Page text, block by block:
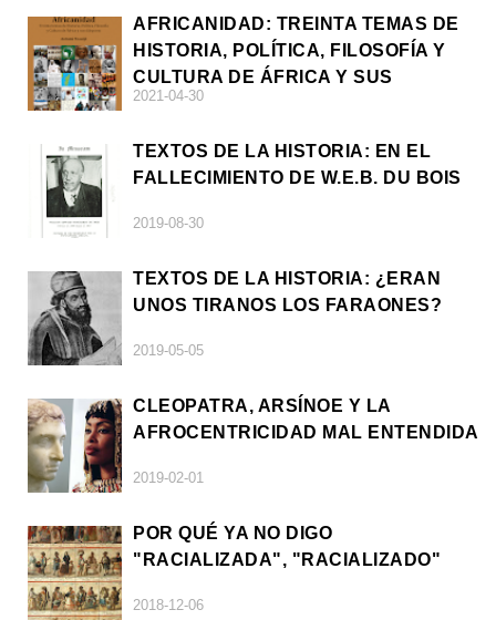
AFRICANIDAD: TREINTA TEMAS DE
HISTORIA, POLÍTICA, FILOSOFÍA Y
CULTURA DE ÁFRICA Y SUS
DIÁSPORAS
2021-04-30
TEXTOS DE LA HISTORIA: EN EL
FALLECIMIENTO DE W.E.B. DU BOIS
2019-08-30
TEXTOS DE LA HISTORIA: ¿ERAN
UNOS TIRANOS LOS FARAONES?
2019-05-05
CLEOPATRA, ARSÍNOE Y LA
AFROCENTRICIDAD MAL ENTENDIDA
2019-02-01
POR QUÉ YA NO DIGO
"RACIALIZADA", "RACIALIZADO"
2018-12-06